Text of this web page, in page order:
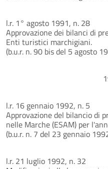
l.r. 1° agosto 1991, n. 28
Approvazione dei bilanci di
Enti turistici marchigiani.
(b.u.r. n. 90 bis del 5 agosto
l.r. 16 gennaio 1992, n. 5
Approvazione del bilancio di
nelle Marche (ESAM) per
(b.u.r. n. 7 del 23 gennaio
l.r. 21 luglio 1992, n. 32